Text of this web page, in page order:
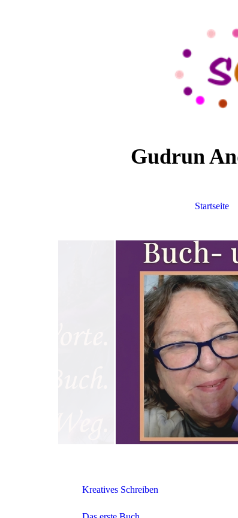
Gudrun
Startseite
Kreatives Schreiben